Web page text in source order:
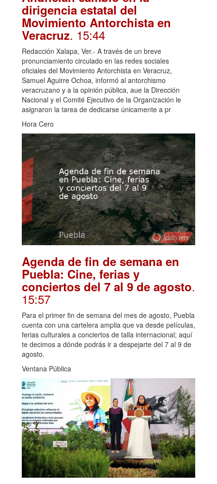
dirigencia estatal del
Movimiento Antorchista en
Veracruz. 15:44
Redacción Xalapa, Ver.- A través de un breve
pronunciamiento circulado en las redes sociales
oficiales del Movimiento Antorchista en Veracruz,
Samuel Aguirre Ochoa, informó al antorchismo
veracruzano y a la opinión pública, aue la Dirección
Nacional y el Comité Ejecutivo de la Organización le
asignaron la tarea de dedicarse únicamente a pr
Hora Cero
Agenda de fin de semana en
Puebla: Cine, ferias y
conciertos del 7 al 9 de agosto.
15:57
Para el primer fin de semana del mes de agosto, Puebla
cuenta con una cartelera amplia que va desde películas,
ferias culturales a conciertos de talla internacional; aquí
te decimos a dónde podrás ir a despejarte del 7 al 9 de
agosto.
Ventana Pública